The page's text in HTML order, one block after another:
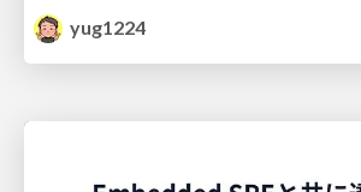
yug1224